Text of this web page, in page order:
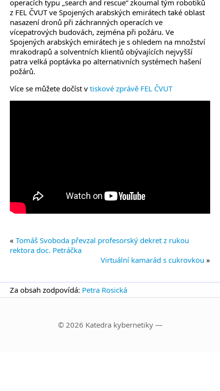
operacích typu „search and rescue“ zkoumal tým robotiků
z FEL ČVUT ve Spojených arabských emirátech také oblast
nasazení dronů při záchranných operacích ve
vícepatrových budovách, zejména při požáru. Ve
Spojených arabských emirátech je s ohledem na množství
mrakodrapů a solventních klientů obývajících nejvyšší
patra velká poptávka po alternativních systémech hašení
požárů.
Více se můžete dočíst v tiskové zprávě FEL ČVUT
« Tomáš Svoboda převzal profesorský dekret z rukou
rektora doc. Petráčka
Virtuální kamarád s cukrovkou »
Za obsah zodpovídá: Petra Rosická
© 2026 Katedra kybernetiky —